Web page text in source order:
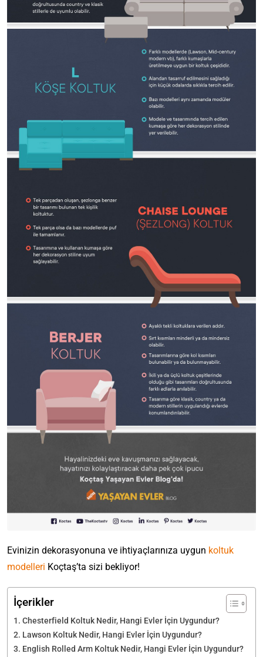
Evinizin dekorasyonuna ve ihtiyaçlarınıza uygun koltuk
modelleri Koçtaş’ta sizi bekliyor!
İçerikler
Chesterfield Koltuk Nedir, Hangi Evler İçin Uygundur?
Lawson Koltuk Nedir, Hangi Evler İçin Uygundur?
English Rolled Arm Koltuk Nedir, Hangi Evler İçin Uygundur?